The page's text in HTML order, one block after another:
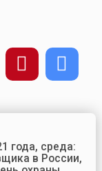
года, среда:
в России,